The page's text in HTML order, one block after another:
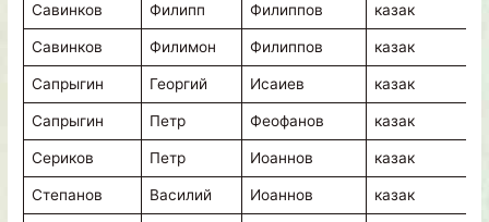
Савинков Филипп Филиппов казак
Савинков Филимон Филиппов казак
Сапрыгин Георгий Исаиев казак
Сапрыгин Петр Феофанов казак
Сериков Петр Иоаннов казак
Степанов Василий Иоаннов казак